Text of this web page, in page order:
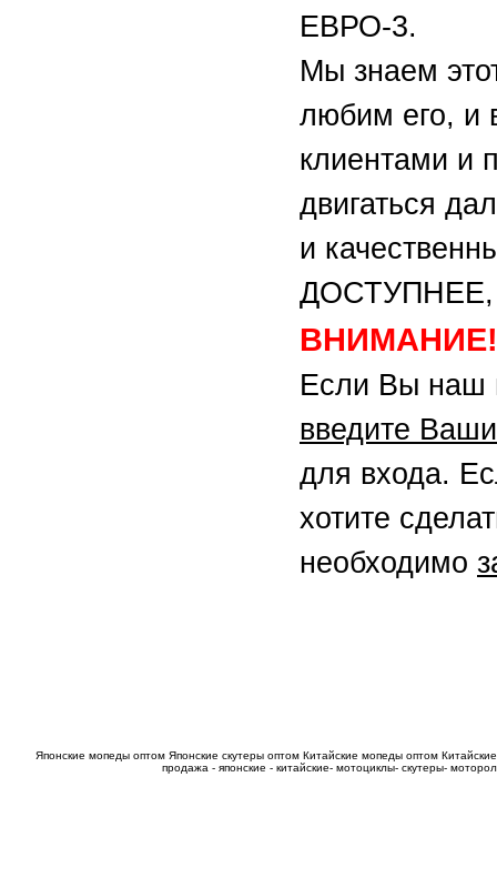
ЕВРО-3.
Мы знаем
любим его, и
клиентами и
двигаться
и
ВНИМАНИЕ!
Если Вы наш
введите
для входа.
хотите
необходимо
Японские мопеды оптом Японские скутеры оптом Китайские мопеды оптом
продажа - японские - китайские- мотоциклы- скутеры-